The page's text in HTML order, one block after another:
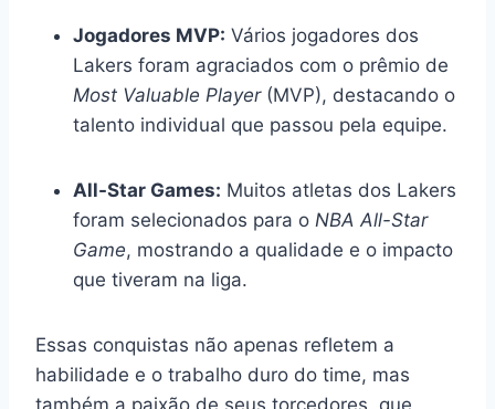
Jogadores MVP: Vários jogadores dos
Lakers foram agraciados com o prêmio de
Most Valuable Player(MVP), destacando o
talento individual que passou pela equipe.
All-Star Games: Muitos atletas dos Lakers
foram selecionados para o NBA All-Star
Game, mostrando a qualidade e o impacto
que tiveram na liga.
Essas conquistas não apenas refletem a
habilidade e o trabalho duro do time, mas
também a paixão de seus torcedores, que